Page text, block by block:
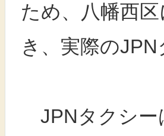
ため、八幡西
き、実際の
JPNタクシー